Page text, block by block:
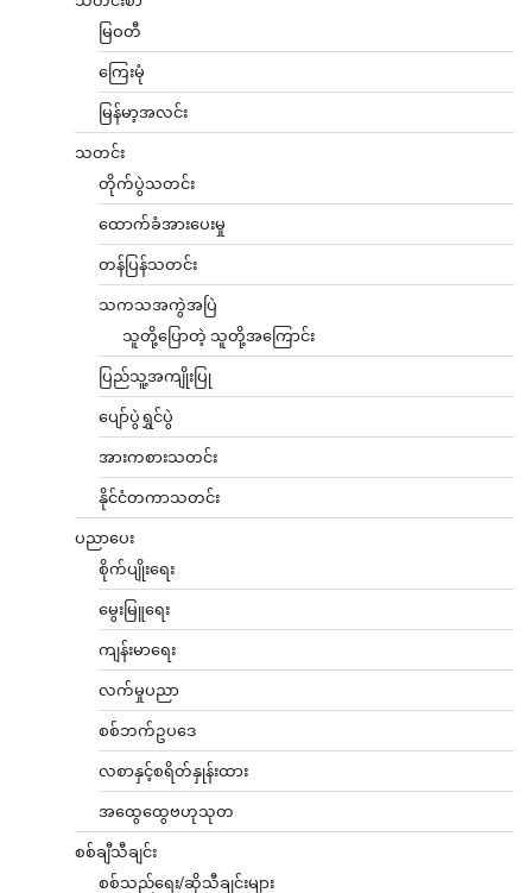
မြဝတီ
ကြေးမုံ
မြန်မာ့အလင်း
သတင်း
တိုက်ပွဲသတင်း
ထောက်ခံအားပေးမှု
တန်ပြန်သတင်း
သကသအကွဲအပြဲ
သူတို့ပြောတဲ့ သူတို့အကြောင်း
ပြည်သူ့အကျိုးပြု
ပျော်ပွဲရွှင်ပွဲ
အားကစားသတင်း
နိုင်ငံတကာသတင်း
ပညာပေး
စိုက်ပျိုးရေး
မွေးမြူရေး
ကျန်းမာရေး
လက်မှုပညာ
စစ်ဘက်ဥပဒေ
လစာနှင့်စရိတ်နှုန်းထား
အထွေထွေဗဟုသုတ
စစ်ချီသီချင်း
စစ်သည်ရေး/ဆိုသီချင်းများ